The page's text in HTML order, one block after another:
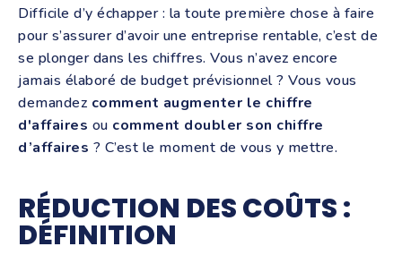
Difficile d’y échapper : la toute première chose à faire
pour s’assurer d’avoir une entreprise rentable, c’est de
se plonger dans les chiffres. Vous n’avez encore
jamais élaboré de budget prévisionnel ? Vous vous
demandez comment augmenter le chiffre
d'affaires ou comment doubler son chiffre
d’affaires ? C’est le moment de vous y mettre.
RÉDUCTION DES COÛTS :
DÉFINITION